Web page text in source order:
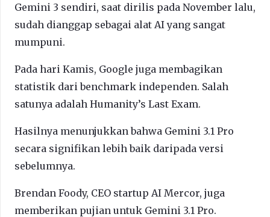
Gemini 3 sendiri, saat dirilis pada November lalu,
sudah dianggap sebagai alat AI yang sangat
mumpuni.
Pada hari Kamis, Google juga membagikan
statistik dari benchmark independen. Salah
satunya adalah Humanity’s Last Exam.
Hasilnya menunjukkan bahwa Gemini 3.1 Pro
secara signifikan lebih baik daripada versi
sebelumnya.
Brendan Foody, CEO startup AI Mercor, juga
memberikan pujian untuk Gemini 3.1 Pro.